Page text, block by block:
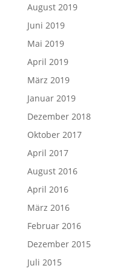
August 2019
Juni 2019
Mai 2019
April 2019
März 2019
Januar 2019
Dezember 2018
Oktober 2017
April 2017
August 2016
April 2016
März 2016
Februar 2016
Dezember 2015
Juli 2015